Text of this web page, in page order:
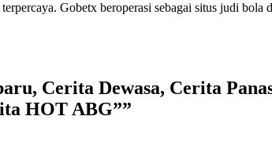
. Gobetx beroperasi sebagai situs judi bola
Cerita Dewasa, Cerita
HOT ABG””